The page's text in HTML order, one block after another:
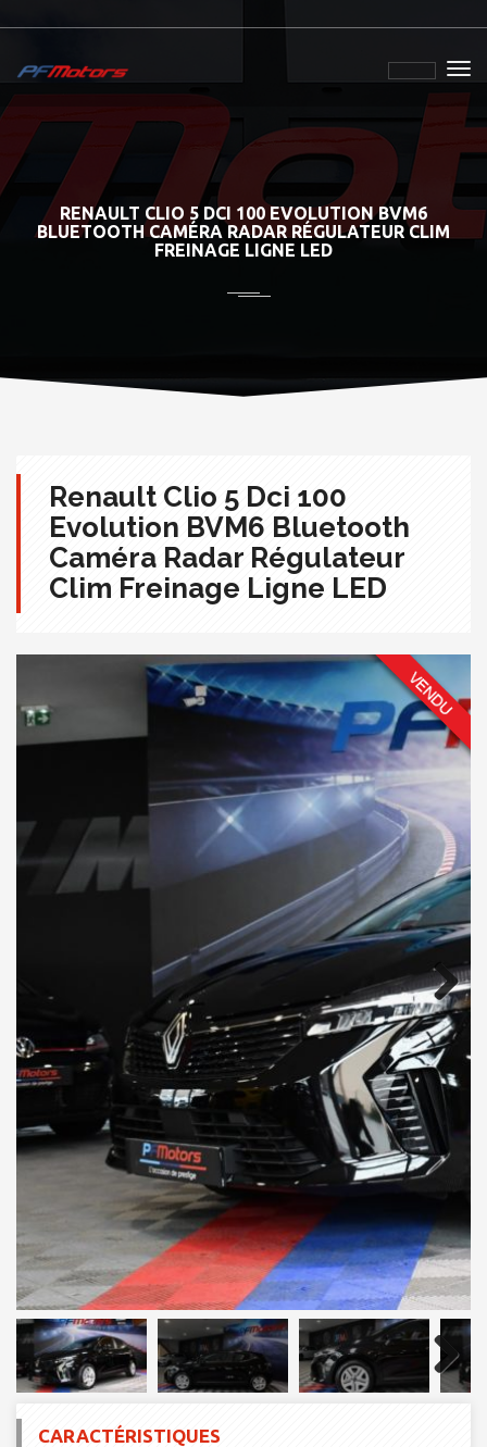
RENAULT CLIO 5 DCI 100 EVOLUTION BVM6
BLUETOOTH CAMÉRA RADAR RÉGULATEUR CLIM
FREINAGE LIGNE LED
Renault Clio 5 Dci 100
Evolution BVM6 Bluetooth
Caméra Radar Régulateur
Clim Freinage Ligne LED
Next
Next
CARACTÉRISTIQUES